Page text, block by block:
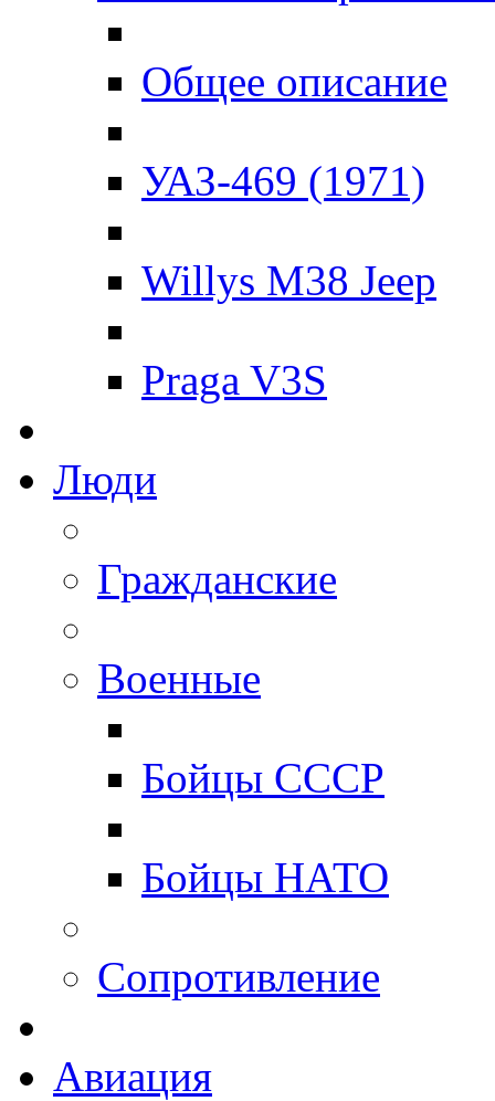
Общее описание
УАЗ-469 (1971)
Willys M38 Jeep
Praga V3S
Люди
Гражданские
Военные
Бойцы СССР
Бойцы НАТО
Сопротивление
Авиация